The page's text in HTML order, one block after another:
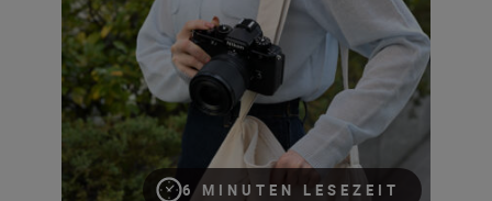
6 MINUTEN LESEZEIT